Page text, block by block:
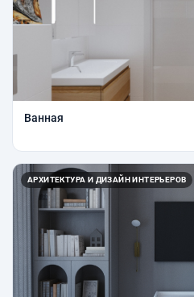
Ванная
АРХИТЕКТУРА И ДИЗАЙН ИНТЕРЬЕРОВ